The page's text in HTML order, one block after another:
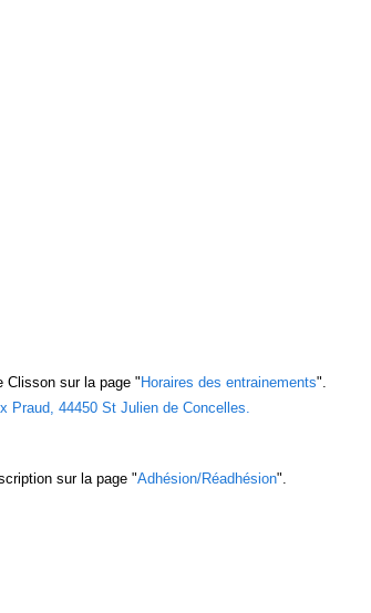
Clisson sur la page " Horaires des entrainements".
Praud, 44450 St Julien de Concelles.
sur la page "Adhésion/Réadhésion".